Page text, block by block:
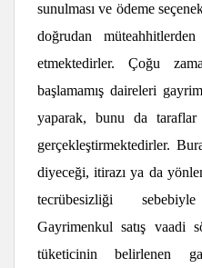
sunulması ve ödeme
doğrudan
etmektedirler. Çoğu
başlamamış daireleri
yaparak, bunu da taraflar
gerçekleştirmektedirler.
diyeceği, itirazı ya da
tecrübesizliği
Gayrimenkul satış vaadi
tüketicinin belirlenen